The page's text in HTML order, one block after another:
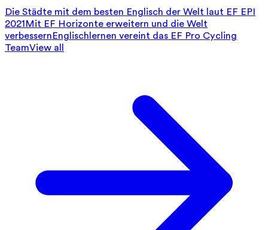
Die Städte mit dem besten Englisch der Welt laut EF EPI
2021Mit EF Horizonte erweitern und die Welt
verbessernEnglischlernen vereint das EF Pro Cycling
TeamView all